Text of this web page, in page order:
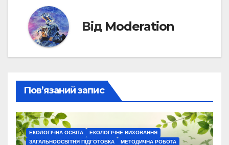
Від Moderation
Пов’язаний запис
ЕКОЛОГІЧНА ОСВІТА
ЕКОЛОГІЧНЕ ВИХОВАННЯ
ЗАГАЛЬНООСВІТНЯ ПІДГОТОВКА
МЕТОДИЧНА РОБОТА